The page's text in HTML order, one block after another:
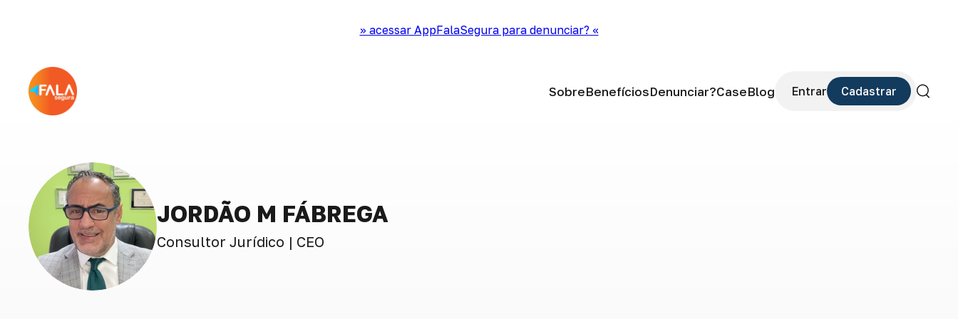
>> acessar AppFalaSegura para denunciar? <<
SobreBenefíciosDenunciar?CaseBlog Entrar
Cadastrar
JORDÃO M FÁBREGA
Consultor Jurídico | CEO